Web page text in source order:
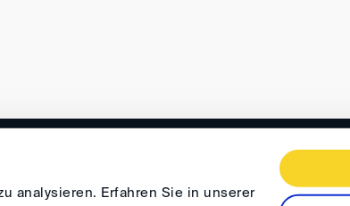
analysieren. Erfahren Sie in unserer
GENERAL TERMS AND CONDITIONS